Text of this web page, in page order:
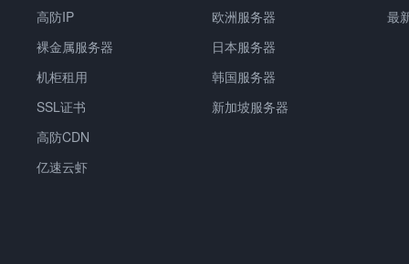
高防IP
裸金属服务器
机柜租用
SSL证书
高防CDN
亿速云虾
欧洲服务器
日本服务器
韩国服务器
新加坡服务器
最